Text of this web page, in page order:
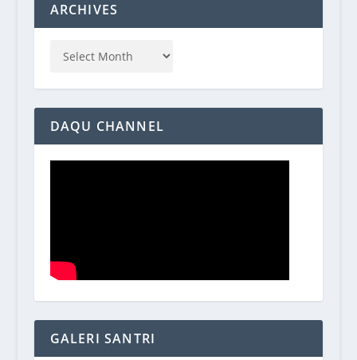
ARCHIVES
DAQU CHANNEL
GALERI SANTRI